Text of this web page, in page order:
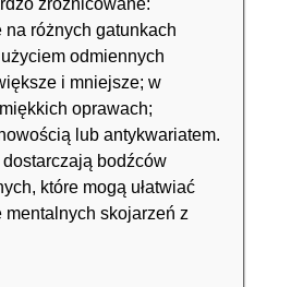
zróżnicowane:
na różnych gatunkach
odmiennych
i mniejsze; w
oprawach;
lub antykwariatem.
dostarczają bodźców
które mogą ułatwiać
mentalnych skojarzeń z